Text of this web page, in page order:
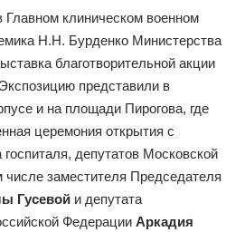
Главном клиническом военном
Н.Н. Бурденко Министерства
благотворительной акции
представили в
и на площади Пирогова, где
церемония открытия с
депутатов Московской
числе заместителя Председателя
Гусевой и депутата
Федерации Аркадия